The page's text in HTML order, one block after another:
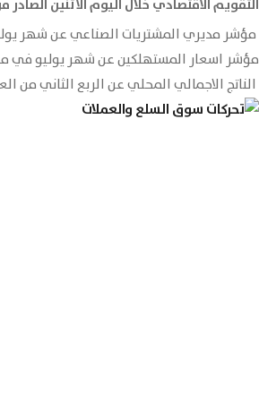
التقويم الاقتصادي خلال اليوم الاثنين
مؤشر مديري المشتريات الصناعي عن شهر
مؤشر اسعار المستهلكين عن شهر يوليو في
الناتج الاجمالي المحلي عن الربع الثاني من